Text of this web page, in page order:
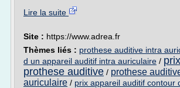
Lire la suite
Site : https://www.adrea.fr
Thèmes liés : prothese auditive intra
d un appareil auditif intra auriculaire /
prothese auditive / prothese
auriculaire / prix appareil auditif contour